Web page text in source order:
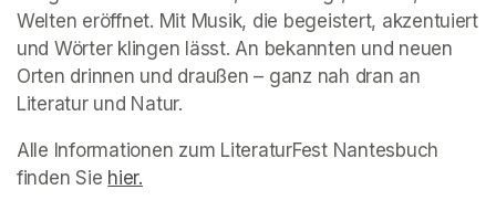
Welten eröffnet. Mit Musik, die begeistert, akzentuiert
und Wörter klingen lässt. An bekannten und neuen
Orten drinnen und draußen – ganz nah dran an
Literatur und Natur.
Alle Informationen zum LiteraturFest Nantesbuch
finden Sie (opens in a new tab)
hier.